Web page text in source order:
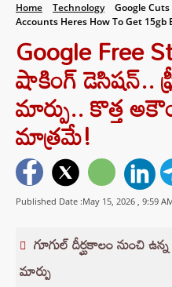
Home Technology
Google
Accounts Heres How To Get 15gb
Google Free
షాకింగ్ డెసిషన్..
మార్పు.. కొత్త
మాత్రమే!
Published Date :May 15, 2026 , 9:59
గూగుల్ దీర్ఘకాలం నుంచి
మార్పు